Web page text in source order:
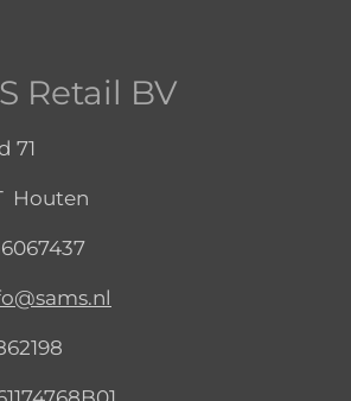
Retail BV
71
Houten